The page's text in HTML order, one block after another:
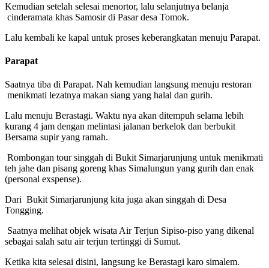
Kemudian setelah selesai menortor, lalu selanjutnya belanja
cinderamata khas Samosir di Pasar desa Tomok.
Lalu kembali ke kapal untuk proses keberangkatan menuju Parapat.
Parapat
Saatnya tiba di Parapat. Nah kemudian langsung menuju restoran
menikmati lezatnya makan siang yang halal dan gurih.
Lalu menuju Berastagi. Waktu nya akan ditempuh selama lebih
kurang 4 jam dengan melintasi jalanan berkelok dan berbukit
Bersama supir yang ramah.
Rombongan tour singgah di Bukit Simarjarunjung untuk menikmati
teh jahe dan pisang goreng khas Simalungun yang gurih dan enak
(personal exspense).
Dari Bukit Simarjarunjung kita juga akan singgah di Desa
Tongging.
Saatnya melihat objek wisata Air Terjun Sipiso-piso yang dikenal
sebagai salah satu air terjun tertinggi di Sumut.
Ketika kita selesai disini, langsung ke Berastagi karo simalem.